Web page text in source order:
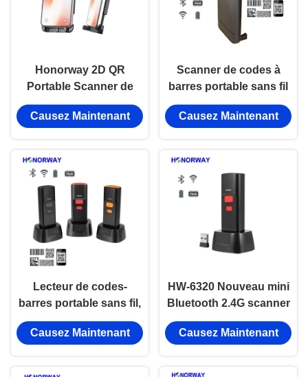
Honorway 2D QR
Portable Scanner de
code à barres portable
avec Bluetooth Wifi
Causez Maintenant
Scanner de codes à
barres portable sans fil
1D 2D Bluetooth avec
numérisation par
Causez Maintenant
Lecteur de codes-
barres portable sans fil,
communication
Bluetooth 1D 2D QR,
Causez Maintenant
HW-6320 Nouveau mini
Bluetooth 2.4G scanner
de code à barres
portable sans fil avec
Causez Maintenant